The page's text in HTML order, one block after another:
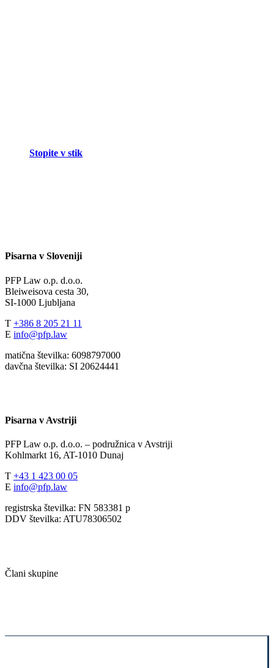
Stopite v stik
Pisarna v Sloveniji
PFP Law o.p. d.o.o.
Bleiweisova cesta 30,
SI-1000 Ljubljana
T +386 8 205 21 11
E info@pfp.law
matična številka: 6098797000
davčna številka: SI 20624441
Pisarna v Avstriji
PFP Law o.p. d.o.o. – podružnica v Avstriji
Kohlmarkt 16, AT-1010 Dunaj
T +43 1 423 00 05
E info@pfp.law
registrska številka: FN 583381 p
DDV številka: ATU78306502
Člani skupine